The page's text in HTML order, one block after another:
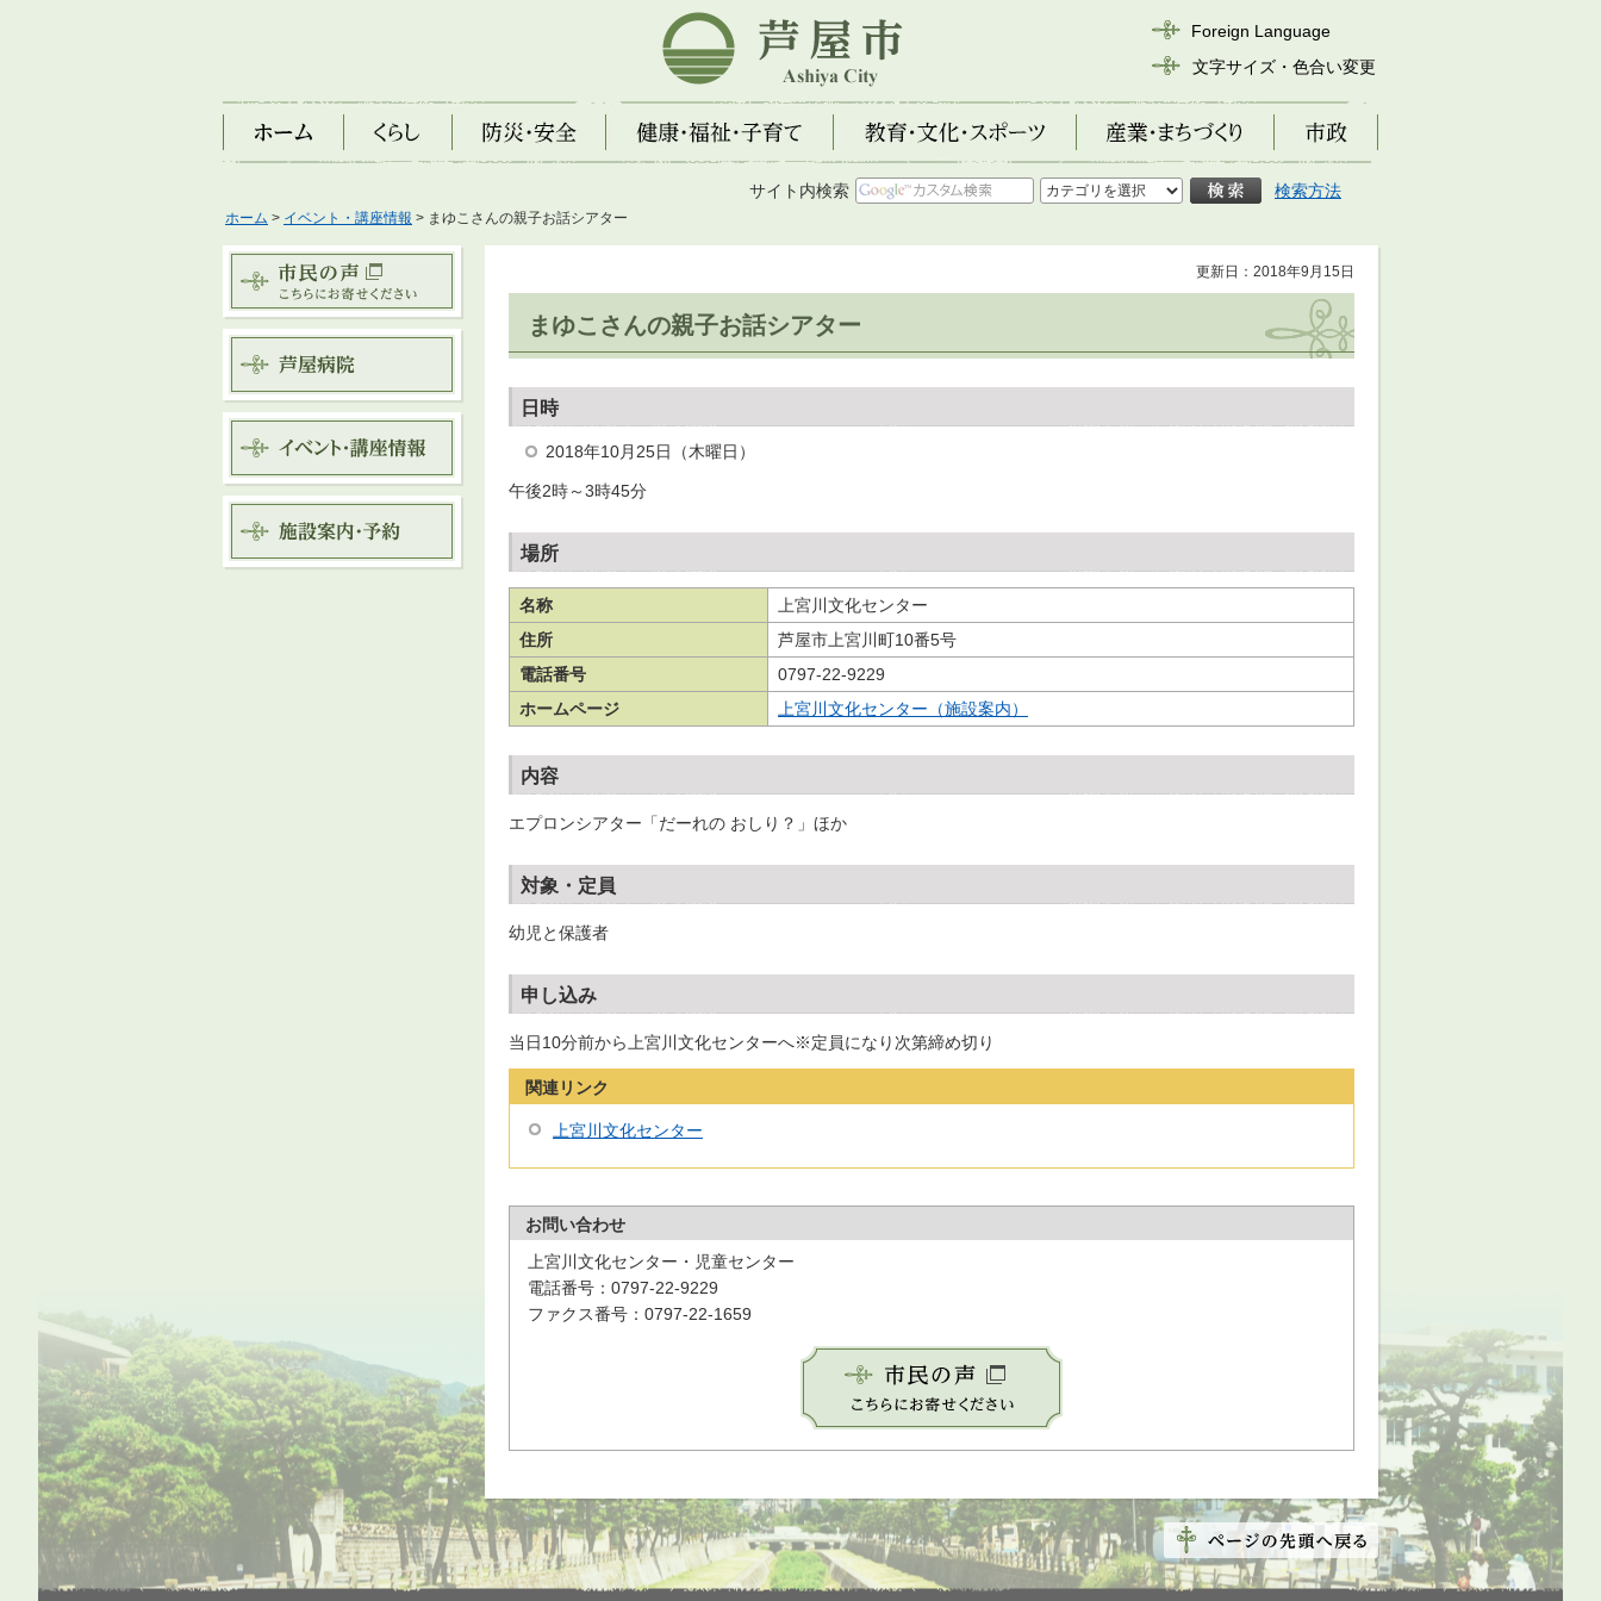
芦屋市
Foreign Language
文字サイズ・色合い変更
ホーム くらし 防災・安全 健康・福祉・子育て 教育・文化・スポーツ 産業・まちづくり 市政
サイト内検索 検索方法
ホーム > イベント・講座情報 > まゆこさんの親子お話シアター
更新日：2018年9月15日
まゆこさんの親子お話シアター
日時
2018年10月25日（木曜日）
午後2時～3時45分
場所
名称
上宮川文化センター
住所
芦屋市上宮川町10番5号
電話番号
0797-22-9229
ホームページ
上宮川文化センター（施設案内）
内容
エプロンシアター「だーれの おしり？」ほか
対象・定員
幼児と保護者
申し込み
当日10分前から上宮川文化センターへ※定員になり次第締め切り
関連リンク
上宮川文化センター
お問い合わせ
上宮川文化センター・児童センター
電話番号：0797-22-9229
ファクス番号：0797-22-1659